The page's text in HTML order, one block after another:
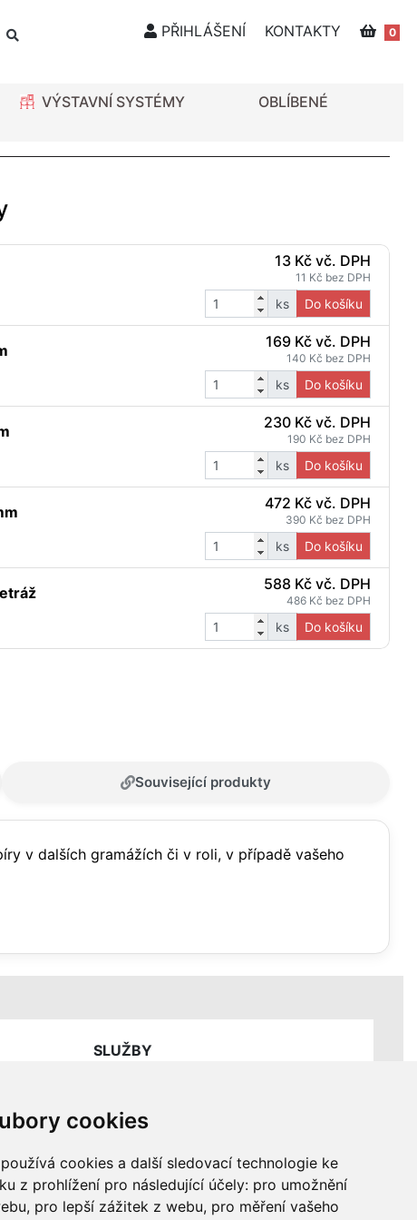
cookies
cookies a další sledovací technologie ke
z prohlížení pro následující účely: pro umožnění
, pro lepší zážitek z webu, pro měření vašeho
PŘIHLÁŠENÍ KONTAKTY 0
VÝSTAVNÍ SYSTÉMY OBLÍBENÉ
13 Kč vč. DPH
11 Kč bez DPH
ks Do košíku
169 Kč vč. DPH
140 Kč bez DPH
ks Do košíku
230 Kč vč. DPH
190 Kč bez DPH
ks Do košíku
472 Kč vč. DPH
390 Kč bez DPH
ks Do košíku
588 Kč vč. DPH
486 Kč bez DPH
ks Do košíku
Související produkty
v dalších gramážích či v roli, v případě vašeho
SLUŽBY